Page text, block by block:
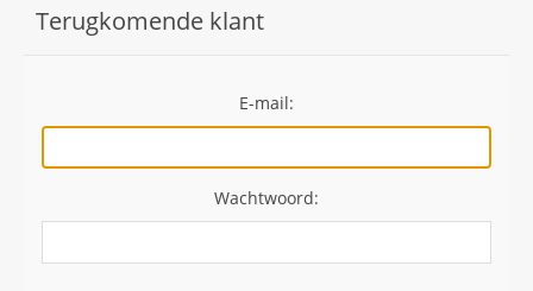
Terugkomende klant
E-mail:
Wachtwoord: